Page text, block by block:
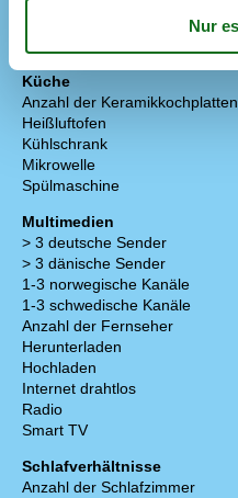
Wärmepumpe
Wärmepumpe Luft zu Luft
Küche
Anzahl der Keramikkochplatten
Heißluftofen
Kühlschrank
Mikrowelle
Spülmaschine
Multimedien
> 3 deutsche Sender
> 3 dänische Sender
1-3 norwegische Kanäle
1-3 schwedische Kanäle
Anzahl der Fernseher
Herunterladen
Hochladen
Internet drahtlos
Radio
Smart TV
Schlafverhältnisse
Anzahl der Schlafzimmer